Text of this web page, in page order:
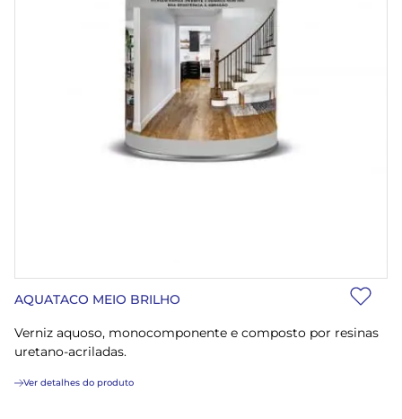
AQUATACO MEIO BRILHO
Verniz aquoso, monocomponente e composto por resinas
uretano-acriladas.
Ver detalhes do produto